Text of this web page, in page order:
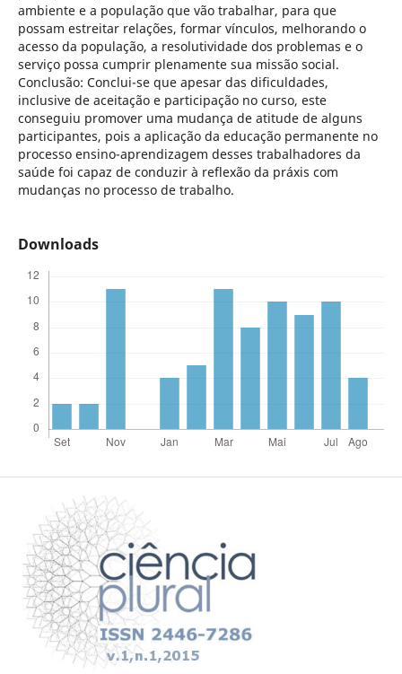
ambiente e a população que vão trabalhar, para que
possam estreitar relações, formar vínculos, melhorando o
acesso da população, a resolutividade dos problemas e o
serviço possa cumprir plenamente sua missão social.
Conclusão: Conclui-se que apesar das dificuldades,
inclusive de aceitação e participação no curso, este
conseguiu promover uma mudança de atitude de alguns
participantes, pois a aplicação da educação permanente no
processo ensino-aprendizagem desses trabalhadores da
saúde foi capaz de conduzir à reflexão da práxis com
mudanças no processo de trabalho.
Downloads